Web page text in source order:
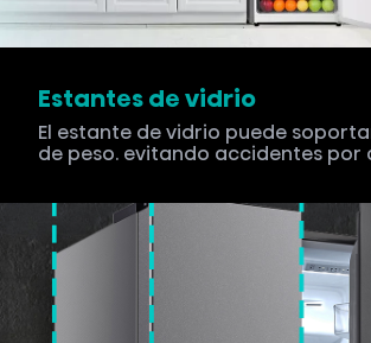
Estantes de vidrio
El estante de vidrio puede
de peso. evitando accidentes por